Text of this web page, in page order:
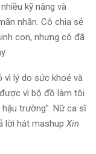
kỹ năng và
nhãn. Cô chia sẻ
con, nhưng cô đã
lý do sức khoẻ và
vì bộ đồ làm tôi
trường”. Nữ ca sĩ
lời hát mashup Xin